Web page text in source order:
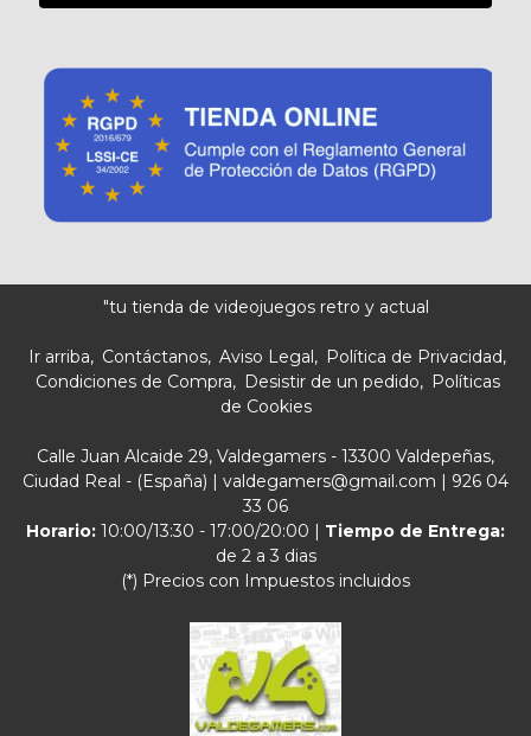
"tu tienda de videojuegos retro y actual
Ir arriba Contáctanos Aviso Legal
Política de Privacidad
Condiciones de Compra
Desistir de un pedido
Políticas
de Cookies
Calle Juan Alcaide 29, Valdegamers - 13300 Valdepeñas,
Ciudad Real - (España) | valdegamers@gmail.com | 926 04
33 06
Horario: 10:00/13:30 - 17:00/20:00 | Tiempo de Entrega:
de 2 a 3 dias
(*) Precios con Impuestos incluidos